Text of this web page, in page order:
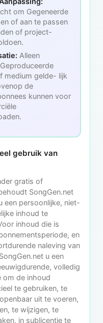
om Gegeneerde
of aan te passen
of project-
Alleen
medium gelde- lijk
de
kunnen voor
gebruik van
gratis of
SongGen.net
een persoonlijke, niet-
inhoud te
inhoud die is
en
naleving van
u een
volledig
om de inhoud
te gebruiken, te
uit te voeren,
te wijzigen, te
in sublicentie te